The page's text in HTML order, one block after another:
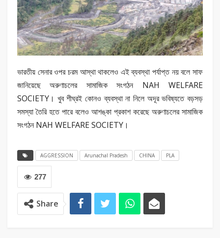
ভারতীয় সেনার ওপর চরম আস্থা থাকলেও এই ব্যবস্থা পর্যাপ্ত নয় বলে সাফ
জানিয়েছে অরুণাচলের সামাজিক সংগঠন NAH WELFARE
SOCIETY। খুব শীঘ্রই কোনও ব্যবস্থা না নিলে অদূর ভবিষ্যতে বড়সড়
সমস্যা তৈরি হতে পারে বলেও আশঙ্কা প্রকাশ করেছে অরুণাচলের সামাজিক
সংগঠন NAH WELFARE SOCIETY।
AGGRESSION Arunachal Pradesh CHINA PLA
277
Share